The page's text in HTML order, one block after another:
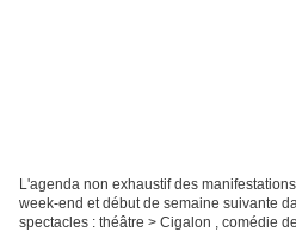
L'agenda non exhaustif des
week-end et début de semaine suivante
spectacles : théâtre > Cigalon , comédie